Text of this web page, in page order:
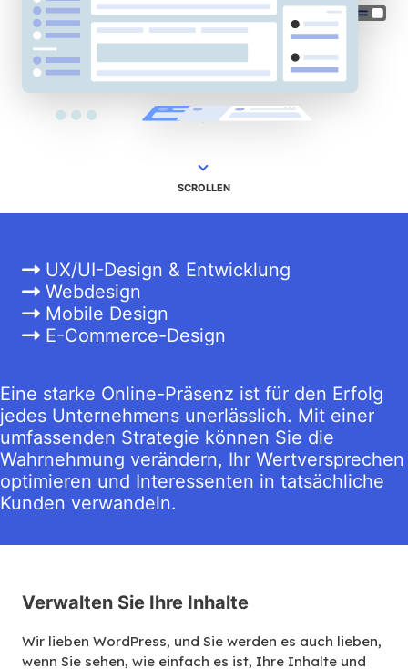
SCROLLEN
UX/UI-Design & Entwicklung
Webdesign
Mobile Design
E-Commerce-Design
Eine starke Online-Präsenz ist für den Erfolg
jedes Unternehmens unerlässlich. Mit einer
umfassenden Strategie können Sie die
Wahrnehmung verändern, Ihr Wertversprechen
optimieren und Interessenten in tatsächliche
Kunden verwandeln.
Verwalten Sie Ihre Inhalte
Wir lieben WordPress, und Sie werden es auch lieben,
wenn Sie sehen, wie einfach es ist, Ihre Inhalte und